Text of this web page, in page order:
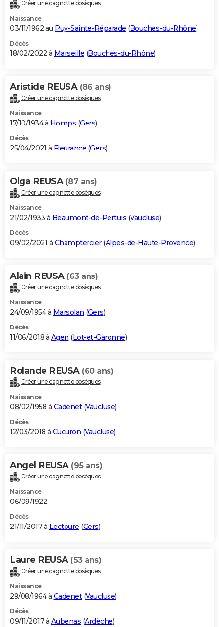
Créer une cagnotte obsèques
Naissance
03/11/1962 au Puy-Sainte-Réparade (Bouches-du-Rhône)
Décès
18/02/2022 à Marseille (Bouches-du-Rhône)
Aristide REUSA (86 ans)
Créer une cagnotte obsèques
Naissance
17/10/1934 à Homps (Gers)
Décès
25/04/2021 à Fleurance (Gers)
Olga REUSA (87 ans)
Créer une cagnotte obsèques
Naissance
21/02/1933 à Beaumont-de-Pertuis (Vaucluse)
Décès
09/02/2021 à Champtercier(Alpes-de-Haute-Provence)
Alain REUSA (63 ans)
Créer une cagnotte obsèques
Naissance
24/09/1954 à Marsolan (Gers)
Décès
11/06/2018 à Agen (Lot-et-Garonne)
Rolande REUSA (60 ans)
Créer une cagnotte obsèques
Naissance
08/02/1958 à Cadenet(Vaucluse)
Décès
12/03/2018 à Cucuron (Vaucluse)
Angel REUSA (95 ans)
Créer une cagnotte obsèques
Naissance
06/09/1922
Décès
21/11/2017 à Lectoure (Gers)
Laure REUSA (53 ans)
Créer une cagnotte obsèques
Naissance
29/08/1964 à Cadenet(Vaucluse)
Décès
09/11/2017 à Aubenas (Ardèche)